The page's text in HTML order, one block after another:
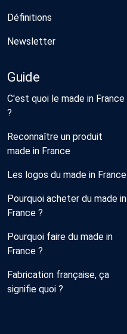
Définitions
Newsletter
Guide
C'est quoi le made in France
?
Reconnaître un produit
made in France
Les logos du made in France
Pourquoi acheter du made in
France ?
Pourquoi faire du made in
France ?
Fabrication française, ça
signifie quoi ?